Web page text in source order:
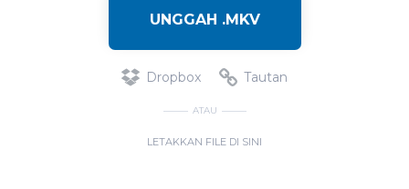
UNGGAH .MKV
Dropbox Tautan
ATAU
LETAKKAN FILE DI SINI